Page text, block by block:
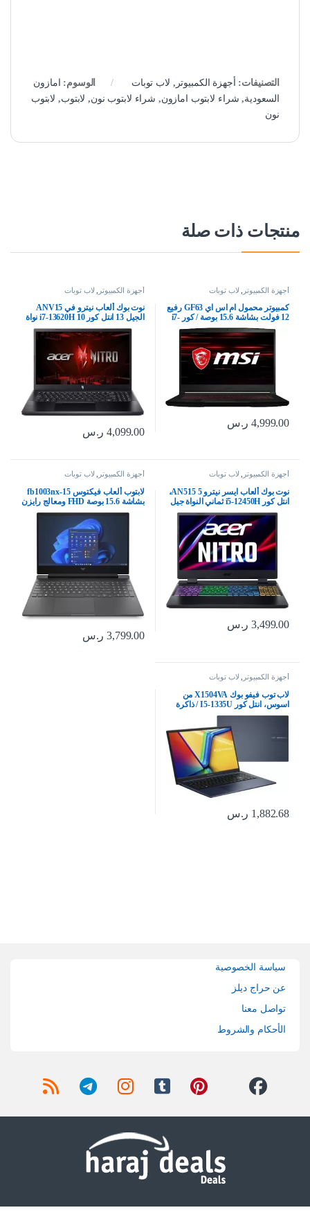
التصنيفات: أجهزة الكمبيوتر , لاب توبات الوسوم: امازون
السعودية, شراء لابتوب امازون, شراء لابتوب نون, لابتوب, لابتوب
نون
منتجات ذات صلة
أجهزة الكمبيوتر لاب توبات
كمبيوتر محمول ام اس اي GF63 رفيع
12 فولت بشاشة 15.6 بوصة / كور i7-
12650H/RAM 16GB/1TB-
SSD/RTX 4050/ويندوز 11/اسود،
4,999.00 ر.س
أجهزة الكمبيوتر لاب توبات
نوت بوك ألعاب نيترو في ANV15
الجيل 13 انتل كور i7-13620H 10 نواة
حتى 4.90GHz/16GB DDR5/1TB
6GB أنفيديا جيفورس RTX 3050/15.6
4,099.00 ر.س
أجهزة الكمبيوتر لاب توبات
نوت بوك ألعاب ايسر نيترو 5 AN515،
انتل كور i5-12450H ثماني النواة جيل
12/RAM DDR4 8 جيجابايت/SSD
3050 4 جيجابايت/FHD IPS 15.6 بوصة
3,499.00 ر.س
أجهزة الكمبيوتر لاب توبات
لابتوب ألعاب فيكتوس 15-fb1003nx
بشاشة 15.6 بوصة FHD ومعالج رايزن
AMD 5 7535HS وانفيديا جيفورس
جيجابايت وويندوز 11 هوم، لون ميكا
3,799.00 ر.س
أجهزة الكمبيوتر لاب توبات
لاب توب فيفو بوك X1504VA من
اسوس، انتل كور I5-1335U / ذاكرة
كيبورد عربي-إنجليزي
1,882.68 ر.س
سياسة الخصوصية
عن حراج ديلز
تواصل معنا
الأحكام والشروط